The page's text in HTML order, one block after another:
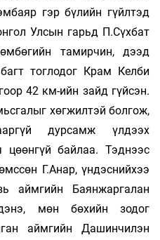
гэр бүлийн гүйлтэд
Улсын гарьд П.Сүхбат
тамирчин, дээд
тоглодог Крам Келби
42 км-ийн зайд гүйсэн.
хөгжилтэй болгож,
дурсамж үлдээх
цөөнгүй байлаа. Тэднээс
Г.Анар, үндэснийхээ
аймгийн Баянжаргалан
мөн бөхийн зодог
аймгийн Дашинчилэн